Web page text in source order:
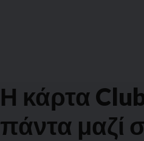
Η κάρτα
πάντα μαζί